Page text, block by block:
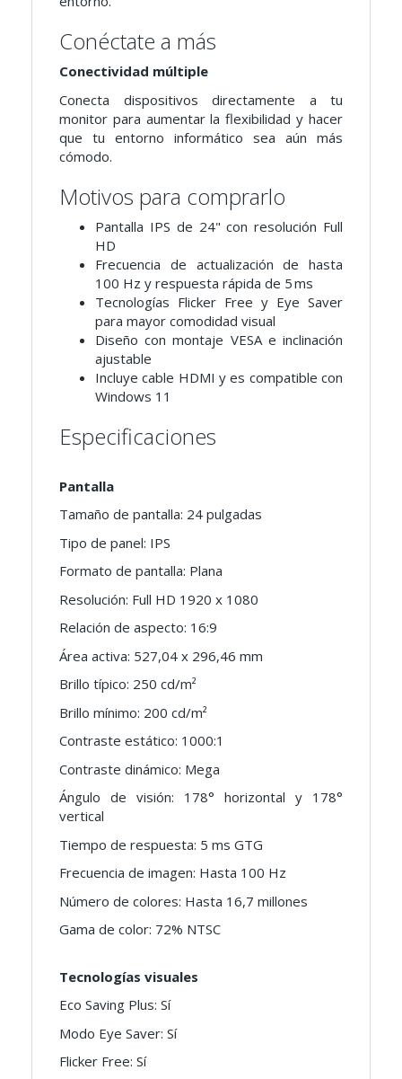
Conéctate a más
Conectividad múltiple
Conecta dispositivos directamente a tu
monitor para aumentar la flexibilidad y hacer
que tu entorno informático sea aún más
cómodo.
Motivos para comprarlo
Pantalla IPS de 24" con resolución Full
HD
Frecuencia de actualización de hasta
100 Hz y respuesta rápida de 5 ms
Tecnologías Flicker Free y Eye Saver
para mayor comodidad visual
Diseño con montaje VESA e inclinación
ajustable
Incluye cable HDMI y es compatible con
Windows 11
Especificaciones
Pantalla
Tamaño de pantalla: 24 pulgadas
Tipo de panel: IPS
Formato de pantalla: Plana
Resolución: Full HD 1920 x 1080
Relación de aspecto: 16:9
Área activa: 527,04 x 296,46 mm
Brillo típico: 250 cd/m²
Brillo mínimo: 200 cd/m²
Contraste estático: 1000:1
Contraste dinámico: Mega
Ángulo de visión: 178° horizontal y 178°
vertical
Tiempo de respuesta: 5 ms GTG
Frecuencia de imagen: Hasta 100 Hz
Número de colores: Hasta 16,7 millones
Gama de color: 72% NTSC
Tecnologías visuales
Eco Saving Plus: Sí
Modo Eye Saver: Sí
Flicker Free: Sí